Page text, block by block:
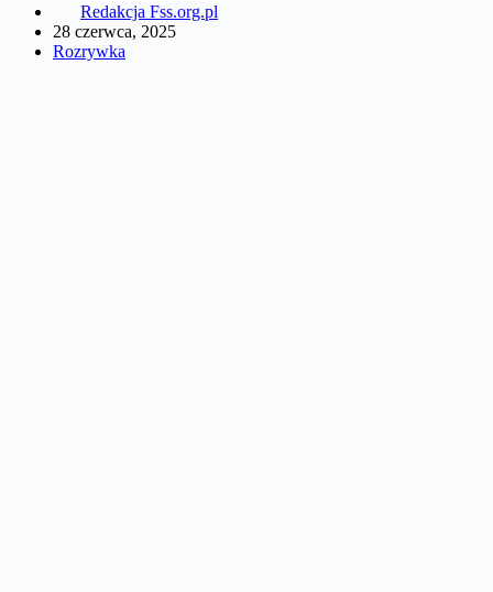
Redakcja Fss.org.pl
28 czerwca, 2025
Rozrywka